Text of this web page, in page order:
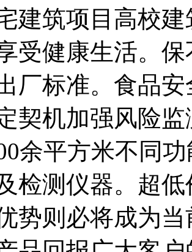
建筑项目高校
受健康生活。
厂标准。食品
契机加强风险
余平方米不同
检测仪器。超
势则必将成为